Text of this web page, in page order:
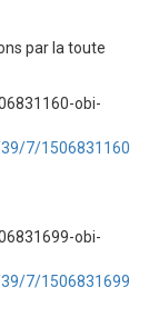
par la toute
obi-
7/1506831160
obi-
7/1506831699